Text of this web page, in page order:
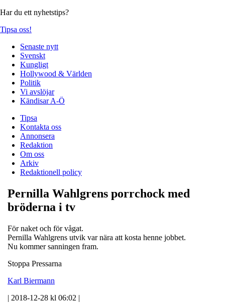
Har du ett nyhetstips?
Tipsa oss!
Senaste nytt
Svenskt
Kungligt
Hollywood & Världen
Politik
Vi avslöjar
Kändisar A-Ö
Tipsa
Kontakta oss
Annonsera
Redaktion
Om oss
Arkiv
Redaktionell policy
Pernilla Wahlgrens porrchock med
bröderna i tv
För naket och för vågat.
Pernilla Wahlgrens utvik var nära att kosta henne jobbet.
Nu kommer sanningen fram.
Stoppa Pressarna
Karl Biermann
| 2018-12-28 kl 06:02 |